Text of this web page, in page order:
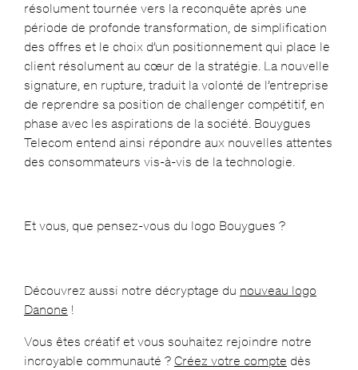
résolument tournée vers la reconquête après une
période de profonde transformation, de simplification
des offres et le choix d’un positionnement qui place le
client résolument au cœur de la stratégie. La nouvelle
signature, en rupture, traduit la volonté de l’entreprise
de reprendre sa position de challenger compétitif, en
phase avec les aspirations de la société. Bouygues
Telecom entend ainsi répondre aux nouvelles attentes
des consommateurs vis-à-vis de la technologie.
Et vous, que pensez-vous du logo Bouygues ?
Découvrez aussi notre décryptage du nouveau logo
Danone !
Vous êtes créatif et vous souhaitez rejoindre notre
incroyable communauté ? Créez votre compte dès